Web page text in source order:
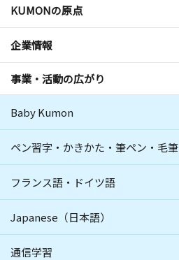
KUMONの原点
企業情報
事業・活動の広がり
Baby Kumon
ペン習字・かきかた・筆ペン・毛筆
フランス語・ドイツ語
Japanese（日本語）
通信学習